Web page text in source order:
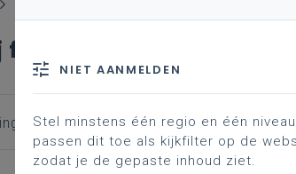
ondernemingsraad
NIET AANMELDEN
Stel minstens één regio en één
passen dit toe als kijkfilter op de
zodat je de gepaste inhoud ziet.